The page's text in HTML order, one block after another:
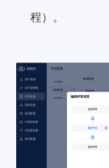
程）。